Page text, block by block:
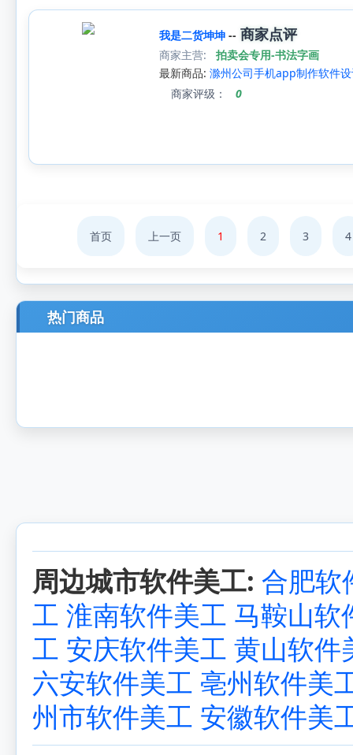
我是二货坤坤 -- 商家点评
商家主营:
拍卖会专用-书法字画
最新商品: 滁州公司手机app制作软件
商家评级：
0
首页 上一页 1 2 3 4
热门商品
周边城市软件美工: 合肥软
工 淮南软件美工 马鞍山软
工 安庆软件美工 黄山软件
六安软件美工 亳州软件美
州市软件美工 安徽软件美